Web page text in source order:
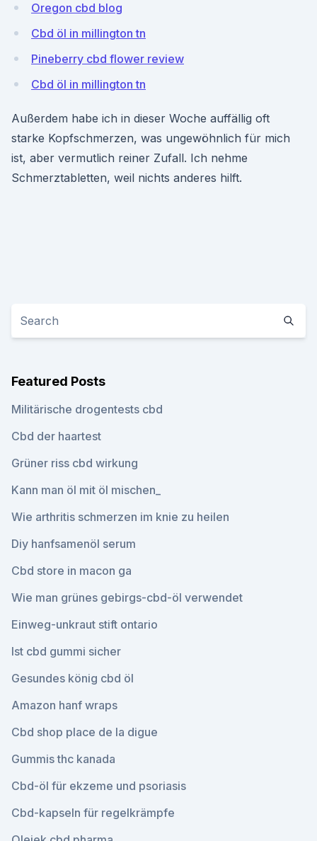
Oregon cbd blog
Cbd öl in millington tn
Pineberry cbd flower review
Cbd öl in millington tn
Außerdem habe ich in dieser Woche auffällig oft
starke Kopfschmerzen, was ungewöhnlich für mich
ist, aber vermutlich reiner Zufall. Ich nehme
Schmerztabletten, weil nichts anderes hilft.
Featured Posts
Militärische drogentests cbd
Cbd der haartest
Grüner riss cbd wirkung
Kann man öl mit öl mischen_
Wie arthritis schmerzen im knie zu heilen
Diy hanfsamenöl serum
Cbd store in macon ga
Wie man grünes gebirgs-cbd-öl verwendet
Einweg-unkraut stift ontario
Ist cbd gummi sicher
Gesundes könig cbd öl
Amazon hanf wraps
Cbd shop place de la digue
Gummis thc kanada
Cbd-öl für ekzeme und psoriasis
Cbd-kapseln für regelkrämpfe